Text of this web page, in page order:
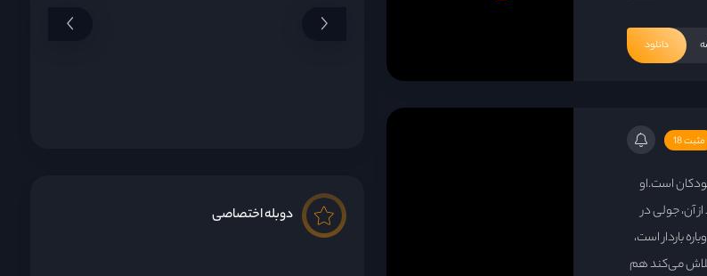
دانلود
مثبت 18
است.او
آن، جولی در
باردار است،
می‌کند هم
دوبله اختصاصی